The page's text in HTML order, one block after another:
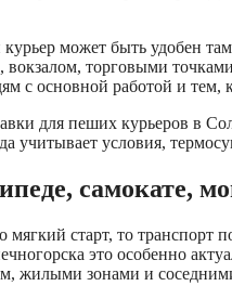
может быть удобен
вокзалом, торговыми
с основной работой и тем,
для пеших курьеров в
учитывает условия,
самокате,
старт, то транспорт
это особенно
жилыми зонами и